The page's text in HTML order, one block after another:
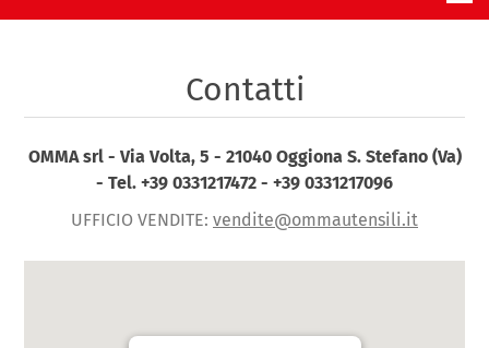
Contatti
OMMA srl - Via Volta, 5 - 21040 Oggiona S. Stefano (Va)
- Tel. +39 0331217472 - +39 0331217096
UFFICIO VENDITE: vendite@ommautensili.it